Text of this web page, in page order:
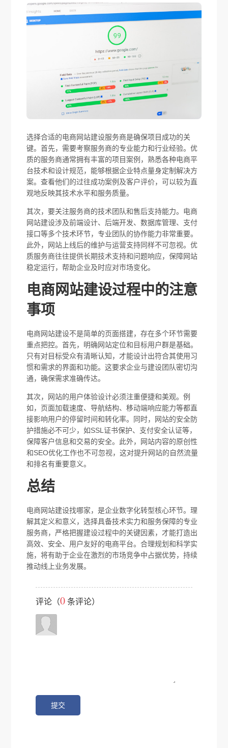
选择合适的电商网站建设服务商是确保项目成功的关
键。首先，需要考察服务商的专业能力和行业经验。优
质的服务商通常拥有丰富的项目案例，熟悉各种电商平
台技术和设计规范，能够根据企业特点量身定制解决方
案。查看他们的过往成功案例及客户评价，可以较为直
观地反映其技术水平和服务质量。
其次，要关注服务商的技术团队和售后支持能力。电商
网站建设涉及前端设计、后端开发、数据库管理、支付
接口等多个技术环节，专业团队的协作能力非常重要。
此外，网站上线后的维护与运营支持同样不可忽视。优
质服务商往往提供长期技术支持和问题响应，保障网站
稳定运行，帮助企业及时应对市场变化。
电商网站建设过程中的注意
事项
电商网站建设不是简单的页面搭建，存在多个环节需要
重点把控。首先，明确网站定位和目标用户群是基础。
只有对目标受众有清晰认知，才能设计出符合其使用习
惯和需求的界面和功能。这要求企业与建设团队密切沟
通，确保需求准确传达。
其次，网站的用户体验设计必须注重便捷和美观。例
如，页面加载速度、导航结构、移动端响应能力等都直
接影响用户的停留时间和转化率。同时，网站的安全防
护措施必不可少，如SSL证书保护、支付安全认证等，
保障客户信息和交易的安全。此外，网站内容的原创性
和SEO优化工作也不可忽视，这对提升网站的自然流量
和排名有重要意义。
总结
电商网站建设找哪家，是企业数字化转型核心环节。理
解其定义和意义，选择具备技术实力和服务保障的专业
服务商，严格把握建设过程中的关键因素，才能打造出
高效、安全、用户友好的电商平台。合理规划和科学实
施，将有助于企业在激烈的市场竞争中占据优势，持续
推动线上业务发展。
评论（0条评论）